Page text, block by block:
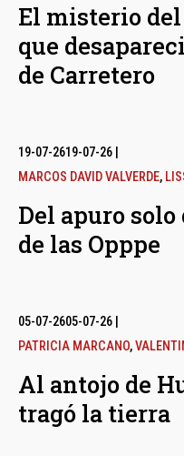
El misterio
que
de Carretero
19-07-2619-07-26
MARCOS DAVID VALVERDE,
Del apuro solo
de las Opppe
05-07-2605-07-26
PATRICIA MARCANO,
Al antojo de
tragó la tierra